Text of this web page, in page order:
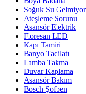
Soğuk Su Gelmiyor
Ateşleme Sorunu
Asansör Elektrik
Floresan LED
Kapı Tamiri
Banyo Tadilatı
Lamba Takma
Duvar Kaplama
Asansör Bakım
Bosch Şofben